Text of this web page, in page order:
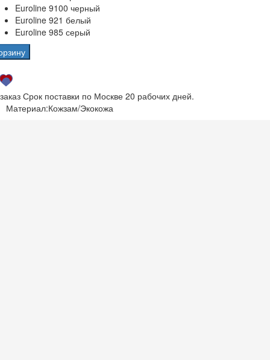
Euroline 9100 черный
Euroline 921 белый
Euroline 985 серый
Срок поставки по Москве 20 рабочих дней.
Материал:Кожзам/Экокожа